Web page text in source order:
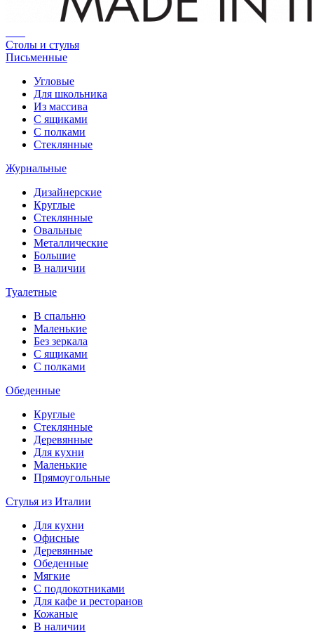
Столы и стулья
Письменные
Угловые
Для школьника
Из массива
С ящиками
С полками
Стеклянные
Журнальные
Дизайнерские
Круглые
Стеклянные
Овальные
Металлические
Большие
В наличии
Туалетные
В спальню
Маленькие
Без зеркала
С ящиками
С полками
Обеденные
Круглые
Стеклянные
Деревянные
Для кухни
Маленькие
Прямоугольные
Стулья из Италии
Для кухни
Офисные
Деревянные
Обеденные
Мягкие
С подлокотниками
Для кафе и ресторанов
Кожаные
В наличии